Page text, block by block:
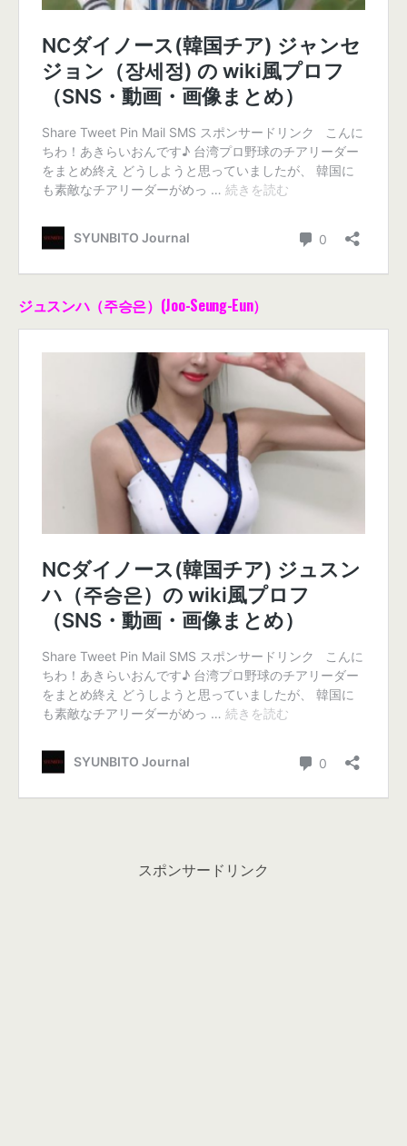
ジュスンハ（주승은）(Joo-Seung-Eun）
スポンサードリンク